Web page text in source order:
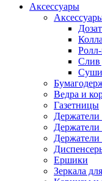
Аксессуары
Слив
Ведра и
Газетницы
Держатели
Держатели
Ершики
Зеркала